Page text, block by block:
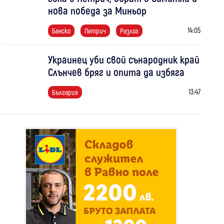
нова победа за Миньор
Банско Петрич Разлог 14:05
Украинец уби свой сънародник край
Слънчев бряг и опита да избяга
България 13:47